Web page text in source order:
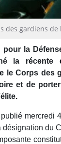
des gardiens
pour la
la
le Corps des
et de
mercredi
désignation du